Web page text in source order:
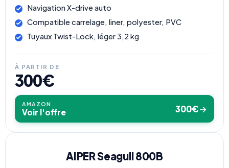
Navigation X-drive auto
Compatible carrelage, liner, polyester, PVC
Tuyaux Twist-Lock, léger 3,2 kg
À PARTIR DE
300€
AMAZON
Voir l'offre 300€→
AIPER Seagull 800B